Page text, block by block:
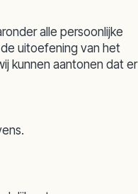
alle persoonlijke
uitoefening van het
kunnen aantonen dat er